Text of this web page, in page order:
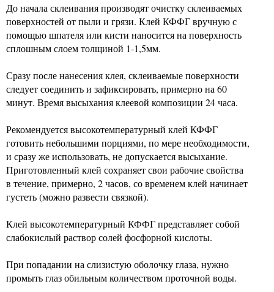
До начала склеивания производят очистку склеиваемых
поверхностей от пыли и грязи. Клей КФФГ вручную с
помощью шпателя или кисти наносится на поверхность
сплошным слоем толщиной 1-1,5мм.
Сразу после нанесения клея, склеиваемые поверхности
следует соединить и зафиксировать, примерно на 60
минут. Время высыхания клеевой композиции 24 часа.
Рекомендуется высокотемпературный клей КФФГ
готовить небольшими порциями, по мере необходимости,
и сразу же использовать, не допускается высыхание.
Приготовленный клей сохраняет свои рабочие свойства
в течение, примерно, 2 часов, со временем клей начинает
густеть (можно развести связкой).
Клей высокотемпературный КФФГ представляет собой
слабокислый раствор солей фосфорной кислоты.
При попадании на слизистую оболочку глаза, нужно
промыть глаз обильным количеством проточной воды.